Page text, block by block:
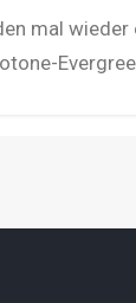
mal wieder